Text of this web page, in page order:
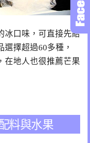
冰口味，可直接先結
選擇超過60多種，
在地人也很推薦芒果
料與水果